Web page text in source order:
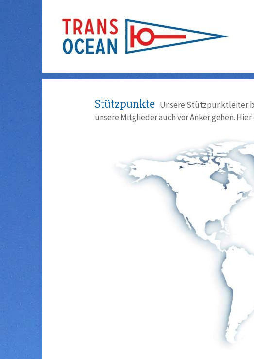
Stützpunkte Unsere Stützpunktleiter
unsere Mitglieder auch vor Anker gehen.